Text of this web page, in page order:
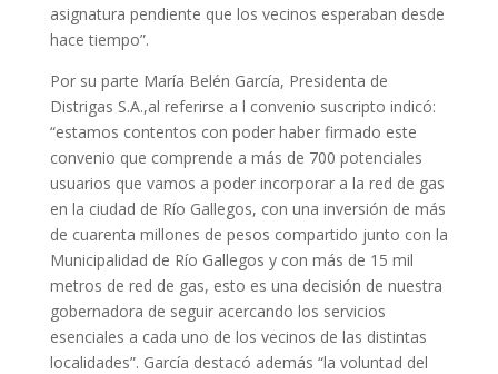
asignatura pendiente que los vecinos esperaban desde
hace tiempo”.
Por su parte María Belén García, Presidenta de
Distrigas S.A.,al referirse a l convenio suscripto indicó:
“estamos contentos con poder haber firmado este
convenio que comprende a más de 700 potenciales
usuarios que vamos a poder incorporar a la red de gas
en la ciudad de Río Gallegos, con una inversión de más
de cuarenta millones de pesos compartido junto con la
Municipalidad de Río Gallegos y con más de 15 mil
metros de red de gas, esto es una decisión de nuestra
gobernadora de seguir acercando los servicios
esenciales a cada uno de los vecinos de las distintas
localidades”. García destacó además “la voluntad del